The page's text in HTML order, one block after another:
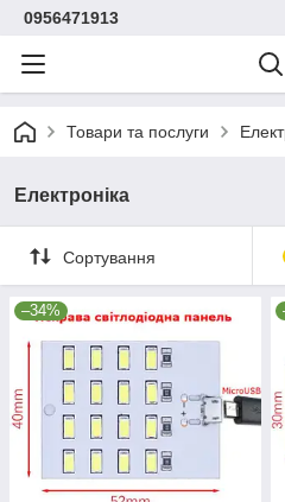
0956471913
Товари та послуги
Електроніка
Сортування
–34%